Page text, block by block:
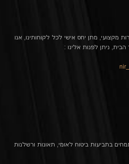
מקצועי, מתן יחס אישי לכל לקוחותינו, אנו
ניתן לפנות אלינו :
בתביעות ביטוח לאומי, תאונות ורשלנות